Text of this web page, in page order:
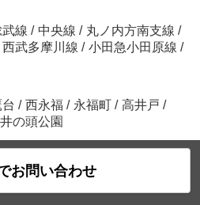
線 / 中央線 / 丸ノ内方南支線 /
西武多摩川線 / 小田急小田原線 /
/ 西永福 / 永福町 / 高井戸 /
井の頭公園
お問い合わせ